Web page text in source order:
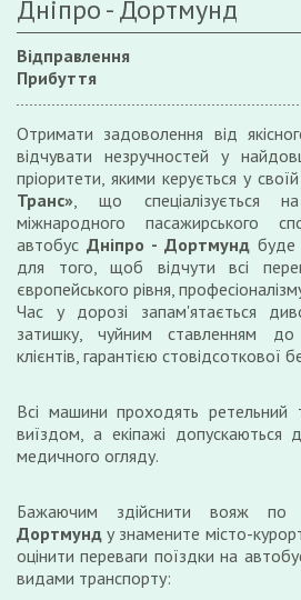
Дніпро - Дортмунд
Відправлення
Прибуття
Отримати задоволення від
відчувати незручностей у
пріоритети, якими керується у
Транс», що спеціалізується
міжнародного пасажирського
автобус Дніпро - Дортмунд буде
для того, щоб відчути всі
європейського рівня,
Час у дорозі запам'ятається
затишку, чуйним ставленням до
клієнтів, гарантією стовідсоткової
Всі машини проходять ретельний
виїздом, а екіпажі допускаються
медичного огляду.
Бажаючим здійснити вояж по
Дортмунду знамените місто-
оцінити переваги поїздки на
видами транспорту: